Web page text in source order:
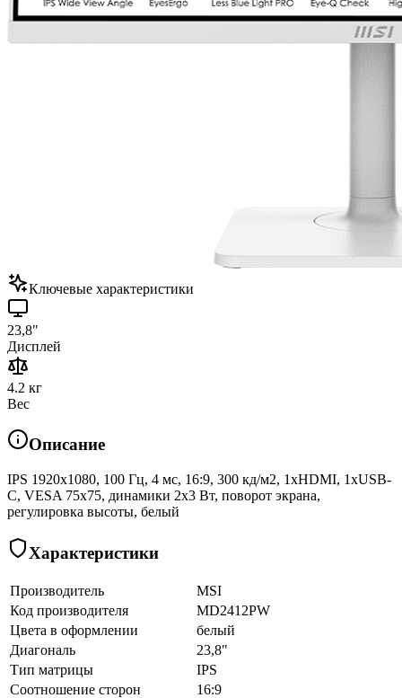
Ключевые характеристики
23,8"
Дисплей
4.2 кг
Вес
Описание
IPS 1920x1080, 100 Гц, 4 мс, 16:9, 300 кд/м2, 1xHDMI, 1xUSB-
C, VESA 75х75, динамики 2x3 Вт, поворот экрана,
регулировка высоты, белый
Характеристики
Производитель
MSI
Код производителя
MD2412PW
Цвета в оформлении
белый
Диагональ
23,8"
Тип матрицы
IPS
Соотношение сторон
16:9